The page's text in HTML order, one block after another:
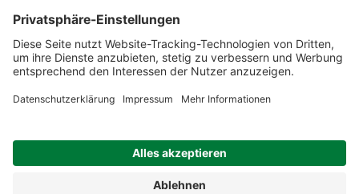
© Copyright 2022 Obstland Ehlers
Noch sind keine Bewertungen vorhanden.